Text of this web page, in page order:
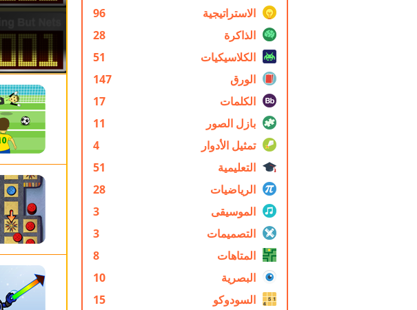
الاستراتيجية
96
الذاكرة
28
الكلاسيكيات
51
الورق
147
الكلمات
17
بازل الصور
11
تمثيل الأدوار
4
التعليمية
51
الرياضيات
28
الموسيقى
3
التصميمات
3
المتاهات
8
البصرية
10
السودوكو
15